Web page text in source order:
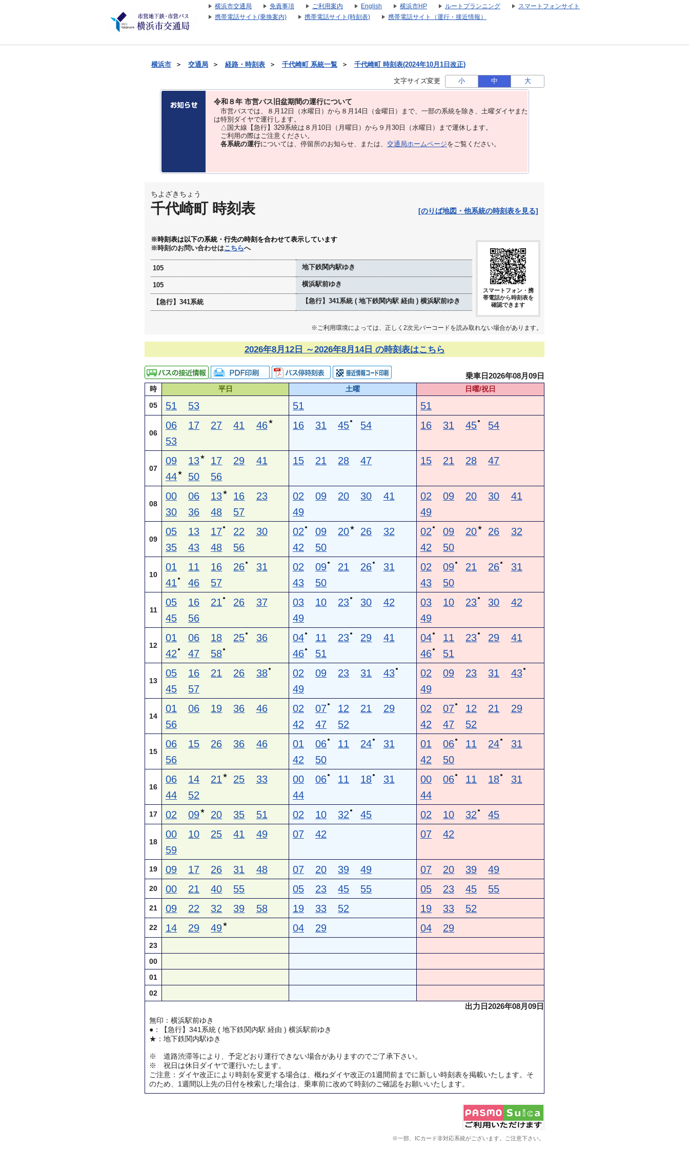
横浜市交通局 免責事項 ご利用案内 English 横浜市HP ルートプランニング
スマートフォンサイト
携帯電話サイト(乗換案内)
携帯電話サイト(時刻表) 携帯電話サイト（運行・接近情報）
横浜市 ＞ 交通局 ＞ 経路・時刻表 ＞ 千代崎町 系統一覧 ＞ 千代崎町 時刻表(2024年10月1日改正)
文字サイズ変更 小 中 大
令和８年 市営バス旧盆期間の運行について
市営バスでは、８⽉12⽇（水曜日）から８⽉14⽇（金曜日）まで、⼀部の系統を除き、⼟曜ダイヤまた
は特別ダイヤで運⾏します。
△国大線【急行】329系統は８月10日（月曜日）から９月30日（水曜日）まで運休します。
ご利用の際はご注意ください。
各系統の運行については、停留所のお知らせ、または、 交通局ホームページをご覧ください。
ちよざきちょう
千代崎町 時刻表 [のりば地図・他系統の時刻表を見る]
※時刻表は以下の系統・行先の時刻を合わせて表示しています
※時刻のお問い合わせはこちらへ
105 地下鉄関内駅ゆき
105 横浜駅前ゆき
【急行】341系統 【急行】341系統 ( 地下鉄関内駅 経由 ) 横浜駅前ゆき
スマートフォン・携
帯電話から時刻表を
確認できます
※ご利用環境によっては、正しく2次元バーコードを読み取れない場合があります。
2026年8月12日 ～2026年8月14日 の時刻表はこちら
乗車日2026年08月09日
時 平日 土曜
日曜/祝日
05
51 53 51 51
06
06 17 27 41 46 ★
53
16 31 45● 54 16 31 45● 54
07
09 13★ 17 29
41
44★ 50 56
15 21 28 47 15 21 28 47
08
00 06 13★ 16
23
30
36 48 57
02 09 20 30
41
49
02 09 20 30
41
49
09
05 13 17● 22
30
35
43 48 56
02 ● 09 20★ 26
32
42
50
02 ● 09 20★ 26
32
42
50
10
01 11 16 26●
31
41 ● 46 57
02 09● 21 26●
31
43
50
02 09● 21 26●
31
43
50
11
05 16 21 ● 26
37
45
56
03 10 23● 30
42
49
03 10 23● 30
42
49
12
01 06 18 25●
36
42 ● 47 58●
04● 11 23● 29
41
46● 51
04● 11 23● 29
41
46● 51
13
05 16 21 26 38 ●
45 57
02 09 23 31 43 ●
49
02 09 23 31 43 ●
49
14
01 06 19 36
46
56
02 07● 12 21
29
42
47 52
02 07● 12 21
29
42
47 52
15
06 15 26 36
46
56
01 06● 11 24●
31
42
50
01 06● 11 24●
31
42
50
16
06 14 21 ★ 25
33
44
52
00 06● 11 18●
31
44
00 06● 11 18●
31
44
17 02 09★ 20 35 51 02 10 32 ● 45 02 10 32 ● 45
18
00 10 25 41
49
59
07 42 07 42
19 09 17 26 31 48 07 20 39 49 07 20 39 49
20 00 21 40 55 05 23 45 55 05 23 45 55
21 09 22 32 39 58 19 33 52 19 33 52
22 14 29 49★ 04 29 04 29
23
00
01
02
出力日2026年08月09日
無印：横浜駅前ゆき
●：【急行】341系統 ( 地下鉄関内駅 経由 ) 横浜駅前ゆき
★：地下鉄関内駅ゆき
※ 道路渋滞等により、予定どおり運行できない場合がありますのでご了承下さい。
※ 祝日は休日ダイヤで運行いたします。
ご注意：ダイヤ改正により時刻を変更する場合は、概ねダイヤ改正の1週間前までに新しい時刻表を掲載いたします。そ
のため、1週間以上先の日付を検索した場合は、乗車前に改めて時刻のご確認をお願いいたします。
※一部、ICカード非対応系統がございます。ご注意下さい。